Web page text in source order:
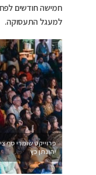
חמישה חודשים
למעגל התעסוקה.
פרוייקט שומרי סף
יהונתן כץ